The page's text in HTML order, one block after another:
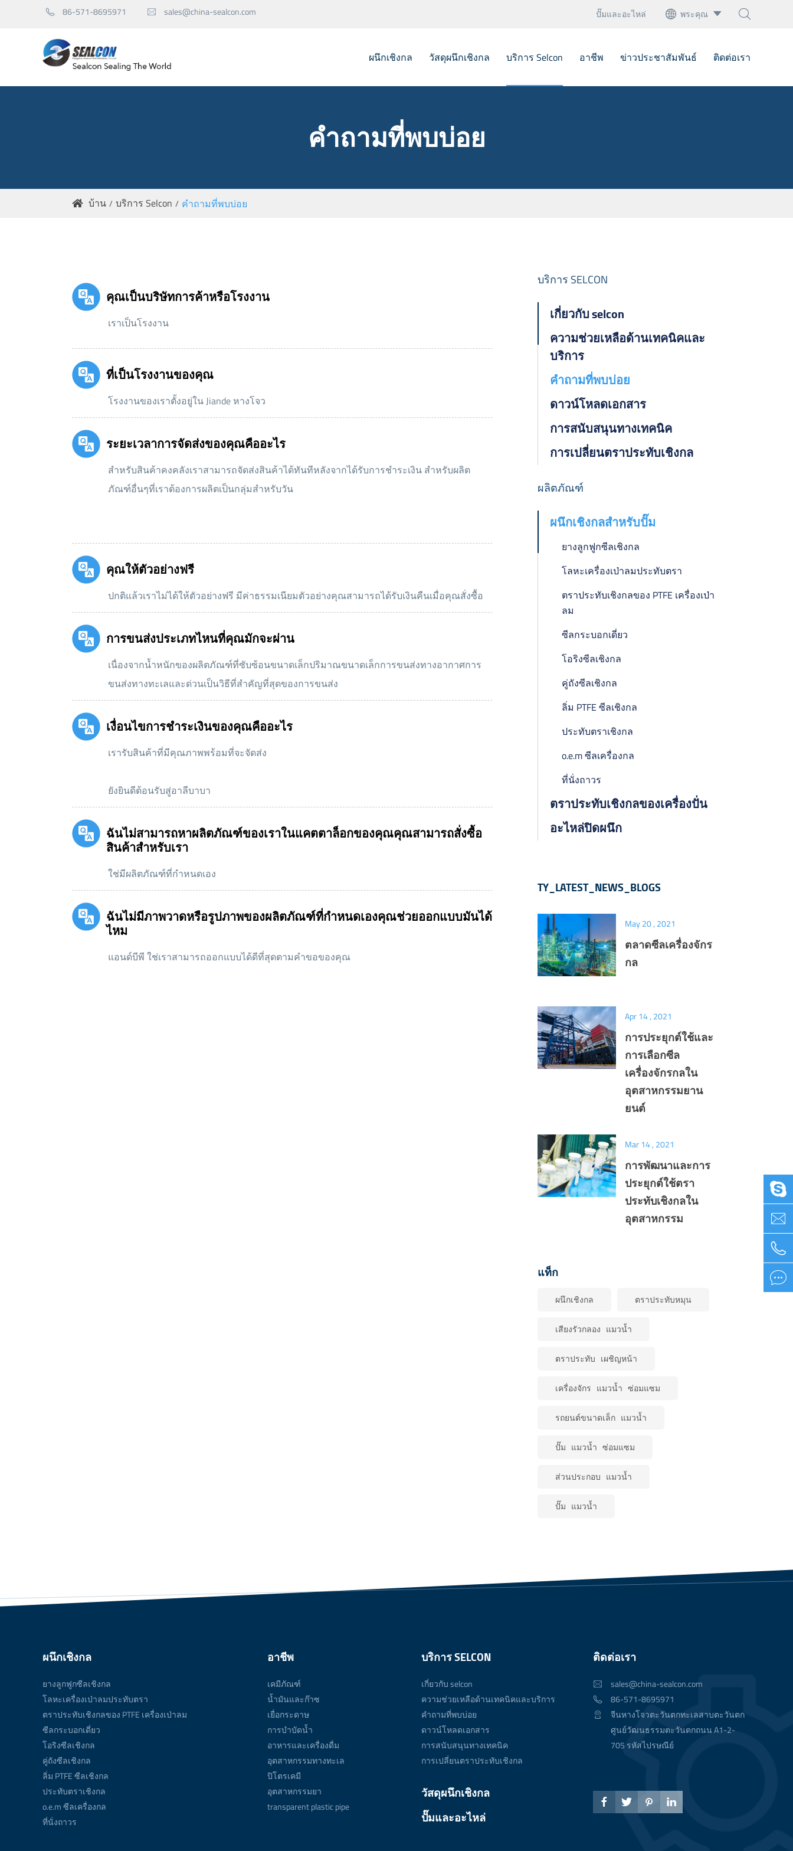
 86-571-8695971  sales@china-sealcon.com ปั๊มและอะไหล่  พระคุณ  
ผนึกเชิงกล
ตราประทับเชิงกลของ PTFE เครื่องเป่าลม
ลิ่ม PTFE ซีลเชิงกล
ประทับตราเชิงกล
วัสดุผนึกเชิงกล บริการ Selcon อาชีพ ข่าวประชาสัมพันธ์ ติดต่อเรา
คำถามที่พบบ่อย
 บ้าน บริการ Selcon คำถามที่พบบ่อย
คุณเป็นบริษัทการค้าหรือโรงงาน
เราเป็นโรงงาน
ที่เป็นโรงงานของคุณ
โรงงานของเราตั้งอยู่ใน Jiande หางโจว
ระยะเวลาการจัดส่งของคุณคืออะไร
สำหรับสินค้าคงคลังเราสามารถจัดส่งสินค้าได้ทันทีหลังจากได้รับการชำระเงิน สำหรับผลิต
ภัณฑ์อื่นๆที่เราต้องการผลิตเป็นกลุ่มสำหรับวัน
คุณให้ตัวอย่างฟรี
ปกติแล้วเราไม่ได้ให้ตัวอย่างฟรี มีค่าธรรมเนียมตัวอย่างคุณสามารถได้รับเงินคืนเมื่อคุณสั่งซื้อ
การขนส่งประเภทไหนที่คุณมักจะผ่าน
เนื่องจากน้ำหนักของผลิตภัณฑ์ที่ซับซ้อนขนาดเล็กปริมาณขนาดเล็กการขนส่งทางอากาศการ
ขนส่งทางทะเลและด่วนเป็นวิธีที่สำคัญที่สุดของการขนส่ง
เงื่อนไขการชําระเงินของคุณคืออะไร
เรารับสินค้าที่มีคุณภาพพร้อมที่จะจัดส่ง
ยังยินดีต้อนรับสู่อาลีบาบา
ฉันไม่สามารถหาผลิตภัณฑ์ของเราในแคตตาล็อกของคุณคุณสามารถสั่งซื้อ
สินค้าสำหรับเรา
ใช่มีผลิตภัณฑ์ที่กำหนดเอง
ฉันไม่มีภาพวาดหรือรูปภาพของผลิตภัณฑ์ที่กำหนดเองคุณช่วยออกแบบมันได้
ไหม
แอนด์บีพี ใช่เราสามารถออกแบบได้ดีที่สุดตามคำขอของคุณ
บริการ SELCON
เกี่ยวกับ selcon
ความช่วยเหลือด้านเทคนิคและ
บริการ
คำถามที่พบบ่อย
ดาวน์โหลดเอกสาร
การสนับสนุนทางเทคนิค
การเปลี่ยนตราประทับเชิงกล
ผลิตภัณฑ์
ผนึกเชิงกลสำหรับปั๊ม
ยางลูกฟูกซีลเชิงกล
โลหะเครื่องเป่าลมประทับตรา
ตราประทับเชิงกลของ PTFE เครื่องเป่า
ลม
ซีลกระบอกเดี่ยว
โอริงซีลเชิงกล
คู่ถังซีลเชิงกล
ลิ่ม PTFE ซีลเชิงกล
ประทับตราเชิงกล
o.e.m ซีลเครื่องกล
ที่นั่งถาวร
ตราประทับเชิงกลของเครื่องปั่น
อะไหล่ปิดผนึก
TY_LATEST_NEWS_BLOGS
May 20 , 2021
ตลาดซีลเครื่องจักร
กล
Apr 14 , 2021
การประยุกต์ใช้และ
การเลือกซีล
เครื่องจักรกลใน
อุตสาหกรรมยาน
ยนต์
Mar 14 , 2021
การพัฒนาและการ
ประยุกต์ใช้ตรา
ประทับเชิงกลใน
อุตสาหกรรม
แท็ก
ผนึกเชิงกล ตราประทับหมุน
เสียงรัวกลอง แมวน้ำ
ตราประทับ เผชิญหน้า
เครื่องจักร แมวน้ำ ซ่อมแซม
รถยนต์ขนาดเล็ก แมวน้ำ
ปั๊ม แมวน้ำ ซ่อมแซม
ส่วนประกอบ แมวน้ำ
ปั๊ม แมวน้ำ
ผนึกเชิงกล
ยางลูกฟูกซีลเชิงกล
โลหะเครื่องเป่าลมประทับตรา
ตราประทับเชิงกลของ PTFE เครื่องเป่าลม
ซีลกระบอกเดี่ยว
โอริงซีลเชิงกล
คู่ถังซีลเชิงกล
ลิ่ม PTFE ซีลเชิงกล
ประทับตราเชิงกล
o.e.m ซีลเครื่องกล
ที่นั่งถาวร
อาชีพ
เคมีภัณฑ์
น้ำมันและก๊าซ
เยื่อกระดาษ
การบำบัดน้ำ
อาหารและเครื่องดื่ม
อุตสาหกรรมทางทะเล
ปิโตรเคมี
อุตสาหกรรมยา
transparent plastic pipe
บริการ SELCON
เกี่ยวกับ selcon
ความช่วยเหลือด้านเทคนิคและบริการ
คำถามที่พบบ่อย
ดาวน์โหลดเอกสาร
การสนับสนุนทางเทคนิค
การเปลี่ยนตราประทับเชิงกล
วัสดุผนึกเชิงกล
ปั๊มและอะไหล่
ติดต่อเรา
 sales@china-sealcon.com
 86-571-8695971

จีนหางโจวตะวันตกทะเลสาบตะวันตก
ศูนย์วัฒนธรรมตะวันตกถนน A1-2-
705 รหัสไปรษณีย์
   



